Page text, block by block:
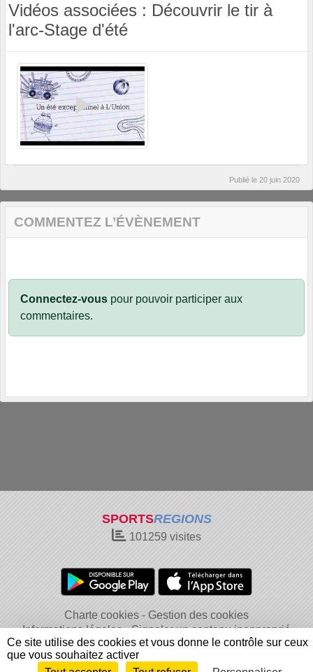
Vidéos associées : Découvrir le tir à
l'arc-Stage d'été
Publié le 20 juin 2020
COMMENTEZ L’ÉVÈNEMENT
Connectez-vous pour pouvoir participer aux
commentaires.
SPORTSREGIONS
101259 visites
Charte cookies
Gestion des cookies
Informations légales
Signaler un contenu inapproprié
Ce site utilise des cookies et vous donne le contrôle sur ceux
que vous souhaitez activer